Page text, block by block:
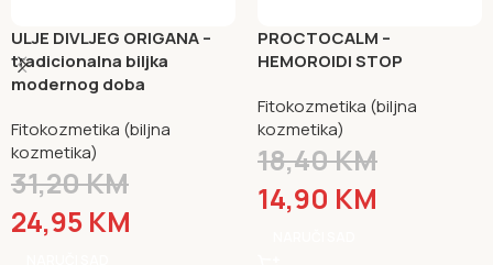
ULJE DIVLJEG ORIGANA –
tradicionalna biljka
modernog doba
Fitokozmetika (biljna
kozmetika)
31,20KM
24,95 KM
PROCTOCALM –
HEMOROIDI STOP
Fitokozmetika (biljna
kozmetika)
18,40KM
14,90 KM